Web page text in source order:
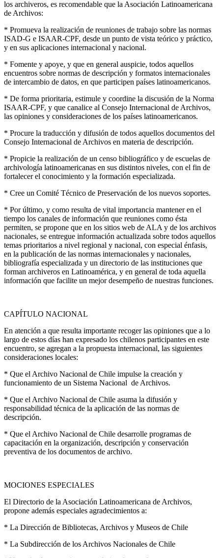
los archiveros, es recomendable que la Asociación Latinoamericana
de Archivos:
* Promueva la realización de reuniones de trabajo sobre las normas
ISAD-G e ISAAR-CPF, desde un punto de vista teórico y práctico,
y en sus aplicaciones internacional y nacional.
* Fomente y apoye, y que en general auspicie, todos aquellos
encuentros sobre normas de descripción y formatos internacionales
de intercambio de datos, en que participen países latinoamericanos.
* De forma prioritaria, estimule y coordine la discusión de la Norma
ISAAR-CPF, y que canalice al Consejo Internacional de Archivos,
las opiniones y consideraciones de los países latinoamericanos.
* Procure la traducción y difusión de todos aquellos documentos del
Consejo Internacional de Archivos en materia de descripción.
* Propicie la realización de un censo bibliográfico y de escuelas de
archivología latinoamericanas en sus distintos niveles, con el fin de
fortalecer el conocimiento y la formación especializada.
* Cree un Comité Técnico de Preservación de los nuevos soportes.
* Por último, y como resulta de vital importancia mantener en el
tiempo los canales de información que reuniones como ésta
permiten, se propone que en los sitios web de ALA y de los archivos
nacionales, se entregue información actualizada sobre todos aquellos
temas prioritarios a nivel regional y nacional, con especial énfasis,
en la publicación de las normas internacionales y nacionales,
bibliografía especializada y un directorio de las instituciones que
forman archiveros en Latinoamérica, y en general de toda aquella
información que facilite un mejor desempeño de nuestras funciones.
CAPÍTULO NACIONAL
En atención a que resulta importante recoger las opiniones que a lo
largo de estos días han expresado los chilenos participantes en este
encuentro, se agregan a la propuesta internacional, las siguientes
consideraciones locales:
* Que el Archivo Nacional de Chile impulse la creación y
funcionamiento de un Sistema Nacional de Archivos.
* Que el Archivo Nacional de Chile asuma la difusión y
responsabilidad técnica de la aplicación de las normas de
descripción.
* Que el Archivo Nacional de Chile desarrolle programas de
capacitación en la organización, descripción y conservación
preventiva de los documentos de archivo.
MOCIONES ESPECIALES
El Directorio de la Asociación Latinoamericana de Archivos,
propone además especiales agradecimientos a:
* La Dirección de Bibliotecas, Archivos y Museos de Chile
* La Subdirección de los Archivos Nacionales de Chile